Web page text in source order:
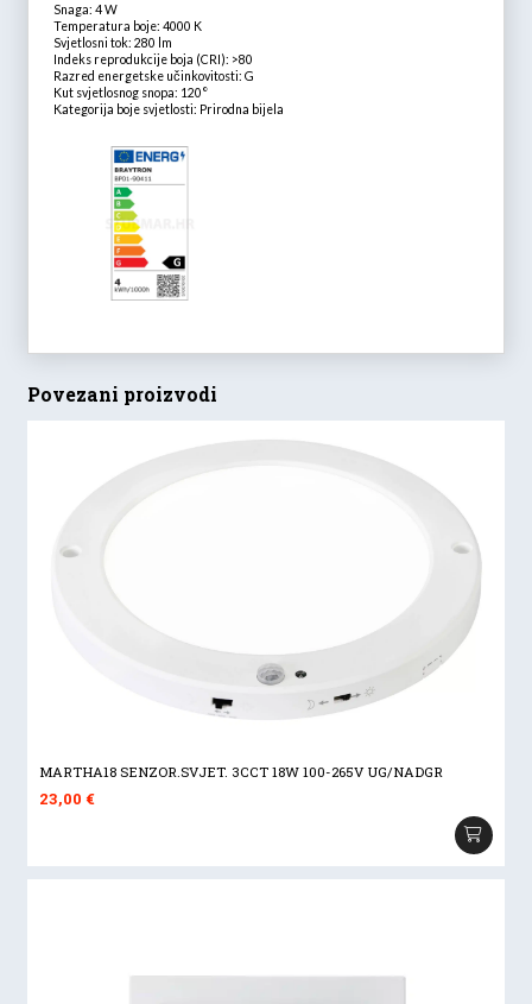
Snaga: 4 W
Temperatura boje: 4000 K
Svjetlosni tok: 280 lm
Indeks reprodukcije boja (CRI): >80
Razred energetske učinkovitosti: G
Kut svjetlosnog snopa: 120°
Kategorija boje svjetlosti: Prirodna bijela
Povezani proizvodi
MARTHA18 SENZOR.SVJET. 3CCT 18W 100-265V UG/NADGR
23,00€